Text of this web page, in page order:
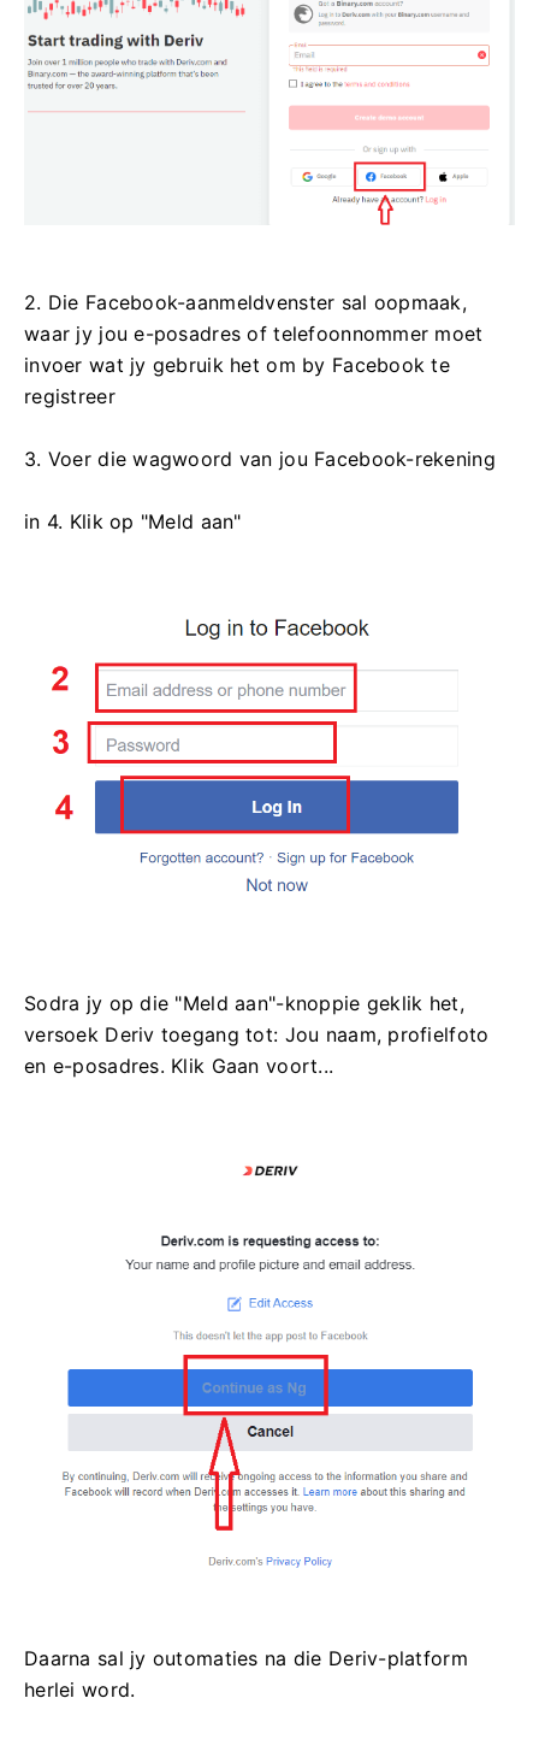
2. Die Facebook-aanmeldvenster sal oopmaak,
waar jy jou e-posadres of telefoonnommer moet
invoer wat jy gebruik het om by Facebook te
registreer
3. Voer die wagwoord van jou Facebook-rekening
in 4. Klik op "Meld aan"
Sodra jy op die "Meld aan"-knoppie geklik het,
versoek Deriv toegang tot: Jou naam, profielfoto
en e-posadres. Klik Gaan voort...
Daarna sal jy outomaties na die Deriv-platform
herlei word.